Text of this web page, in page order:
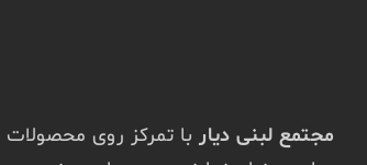
مجتمع لبنی دیار با تمرکز روی